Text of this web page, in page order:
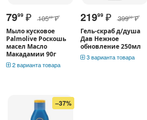
7999 ₽ 10549 ₽
Мыло кусковое
Palmolive Роскошь
масел Масло
Макадамии 90г
2 варианта товара
21999 ₽ 39900 ₽
Гель-скраб д/душа
Дав Нежное
обновление 250мл
3 варианта товара
–37%